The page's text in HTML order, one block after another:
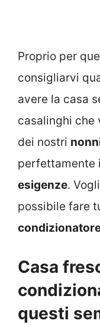
Proprio per
consigliarvi
avere la casa
casalinghi che
dei nostri
perfettamente
esigenze.
possibile fare
Casa
questi